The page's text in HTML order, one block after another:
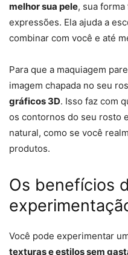
melhor sua pele, sua
expressões. Ela ajuda a
combinar com você e até
Para que a maquiagem
imagem chapada no seu
gráficos 3D. Isso faz com
os contornos do seu rosto
natural, como se você
produtos.
Os benefícios
Você pode experimentar
texturas e estilos sem